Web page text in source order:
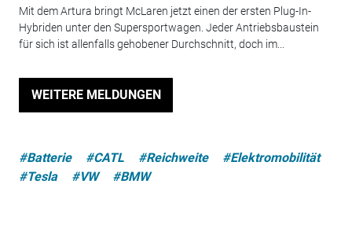
Mit dem Artura bringt McLaren jetzt einen der ersten Plug-In-
Hybriden unter den Supersportwagen. Jeder Antriebsbaustein
für sich ist allenfalls gehobener Durchschnitt, doch im...
WEITERE MELDUNGEN
#Batterie #CATL #Reichweite
#Elektromobilität
#Tesla
#VW #BMW